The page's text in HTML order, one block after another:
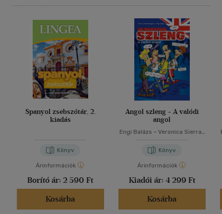
Spanyol zsebszótár, 2.
kiadás
Könyv
Árinformációk
Borító ár: 2 590 Ft
Kosárba
Angol szleng - A valódi
angol
Engi Balázs - Veronica Sierra-
Könyv
Árinformációk
Kiadói ár: 4 299 Ft
Kosárba